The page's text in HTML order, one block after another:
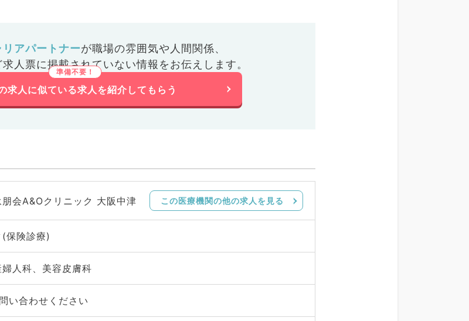
アパートナーが職場の雰囲気や人間関係、
求人票に掲載されていない情報をお伝えします。
求人に似ている求人を紹介してもらう
会A&Oクリニック 大阪中津 この医療機関の他の求人を見る
保険診療)
人科、美容皮膚科
い合わせください